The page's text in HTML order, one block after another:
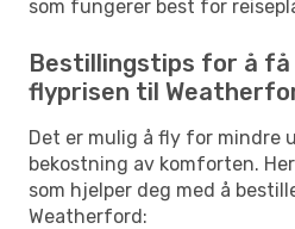
som fungerer best for
Bestillingstips for å få
flyprisen til
Det er mulig å fly for mindre
bekostning av komforten.
som hjelper deg med å
Weatherford: